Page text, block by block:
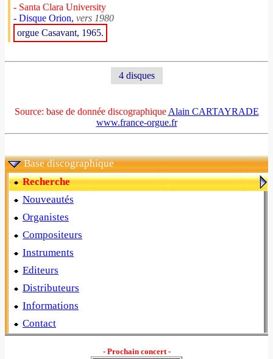
- Santa Clara University
- Disque Orion, vers 1980
orgue Casavant, 1965.
4 disques
Source: base de donnée discographique Alain CARTAYRADE
www.france-orgue.fr
Base discographique
Recherche
Nouveautés
Organistes
Compositeurs
Instruments
Editeurs
Distributeurs
Informations
Contact
- Prochain concert -